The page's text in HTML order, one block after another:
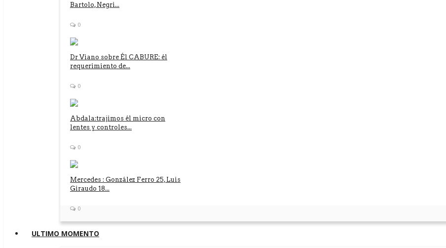
Bartolo, Negri...
0
Dr Viano sobre Él CABURE: él
requerimiento de...
0
Abdala:trajimos él micro con
lentes y controles...
0
Mercedes : González Ferro 25, Luis
Giraudo 18...
0
ULTIMO MOMENTO